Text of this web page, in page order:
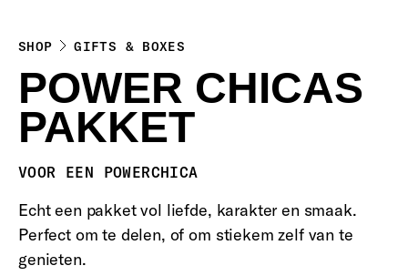
SHOP GIFTS & BOXES
POWER CHICAS
PAKKET
VOOR EEN POWERCHICA
Echt een pakket vol liefde, karakter en smaak.
Perfect om te delen, of om stiekem zelf van te
genieten.